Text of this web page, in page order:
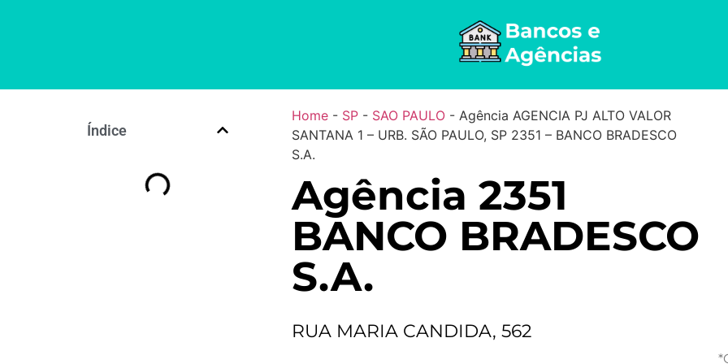
Índice
Home- SP- SAO PAULO- Agência AGENCIA PJ ALTO VALOR
SANTANA 1 – URB. SÃO PAULO, SP 2351 – BANCO BRADESCO
S.A.
Agência 2351
BANCO BRADESCO
S.A.
RUA MARIA CANDIDA, 562